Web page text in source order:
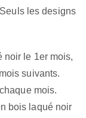
les designs
noir le 1er mois,
suivants.
mois.
bois laqué noir